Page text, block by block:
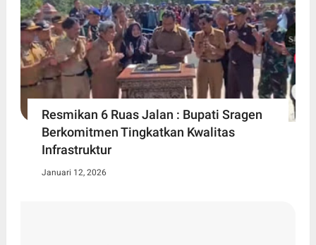
Resmikan 6 Ruas Jalan : Bupati Sragen
Berkomitmen Tingkatkan Kwalitas
Infrastruktur
Januari 12, 2026